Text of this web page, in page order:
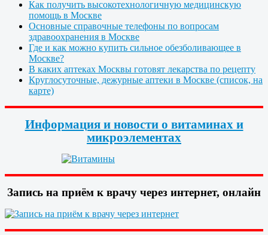
Как получить высокотехнологичную медицинскую
помощь в Москве
Основные справочные телефоны по вопросам
здравоохранения в Москве
Где и как можно купить сильное обезболивающее в
Москве?
В каких аптеках Москвы готовят лекарства по рецепту
Круглосуточные, дежурные аптеки в Москве (список, на
карте)
Информация и новости о витаминах и
микроэлементах
Запись на приём к врачу через интернет, онлайн